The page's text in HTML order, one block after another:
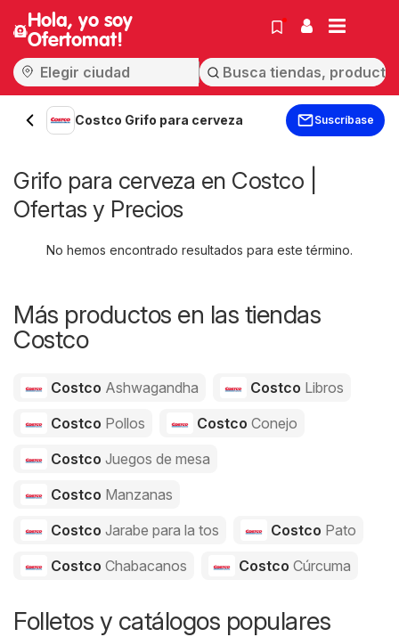
Hola, yo soy
Ofertomat!
Costco Grifo para cerveza Suscríbase
Grifo para cerveza en Costco |
Ofertas y Precios
No hemos encontrado resultados para este término.
Más productos en las tiendas
Costco
Costco Ashwagandha Costco Libros
Costco Pollos Costco Conejo
Costco Juegos de mesa
Costco Manzanas
Costco Jarabe para la tos Costco Pato
Costco Chabacanos Costco Cúrcuma
Folletos y catálogos populares